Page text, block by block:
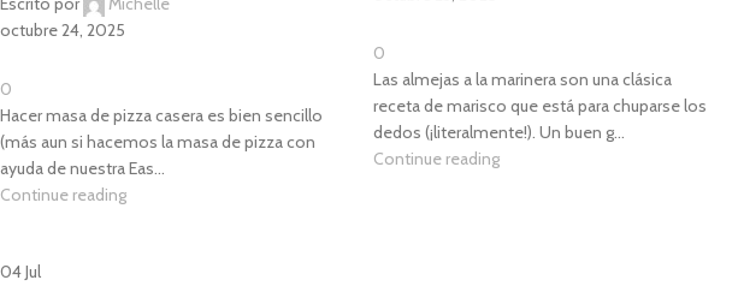
octubre 24, 2025
0
Hacer masa de pizza casera es bien sencillo
(más aun si hacemos la masa de pizza con
ayuda de nuestra Eas...
Continue reading
0
Las almejas a la marinera son una clásica
receta de marisco que está para chuparse los
dedos (¡literalmente!). Un buen g...
Continue reading
04Jul